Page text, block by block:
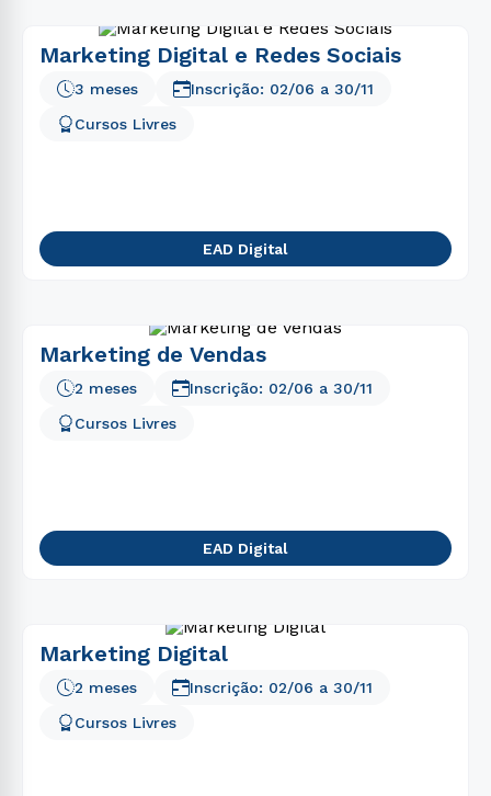
Marketing Digital e Redes Sociais
3 meses
Cursos Livres
Inscrição: 02/06 a 30/11
EAD Digital
Marketing de Vendas
Cursos Livres
2 meses Inscrição: 02/06 a 30/11
EAD Digital
Marketing Digital
2 meses
Cursos Livres
Inscrição: 02/06 a 30/11